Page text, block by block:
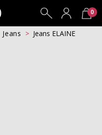
0
Jeans Jeans ELAINE